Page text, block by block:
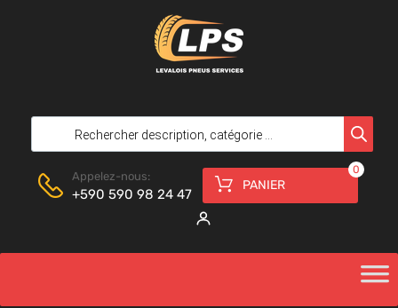
Appelez-nous:
+590 590 98 24 47
PANIER
0